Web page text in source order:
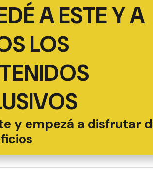
A ESTE Y A
LOS
y empezá a disfrutar